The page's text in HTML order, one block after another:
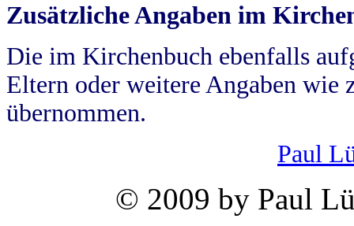
Zusätzliche Angaben im
Die im Kirchenbuch ebenfalls
Eltern oder weitere Angaben wie
übernommen.
Paul
© 2009 by Paul